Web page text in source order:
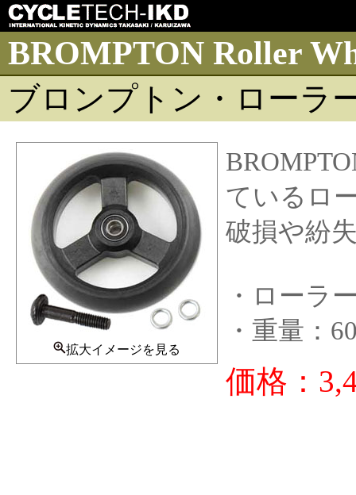
BROMPTON Roller
ブロンプトン・ローラ
拡大イメージを見る
ているロ
破損や紛
・ローラ
・重量：
価格：